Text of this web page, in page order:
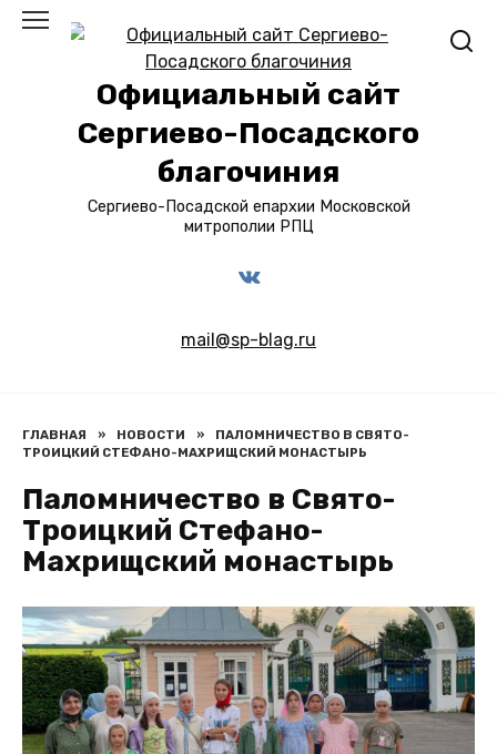
Перейти
Официальный сайт
Сергиево-Посадского
благочиния
Сергиево-Посадской епархии Московской
митрополии РПЦ
mail@sp-blag.ru
ГЛАВНАЯ » НОВОСТИ »
ПАЛОМНИЧЕСТВО В СВЯТО-
ТРОИЦКИЙ СТЕФАНО-МАХРИЩСКИЙ МОНАСТЫРЬ
Паломничество в Свято-
Троицкий Стефано-
Махрищский монастырь